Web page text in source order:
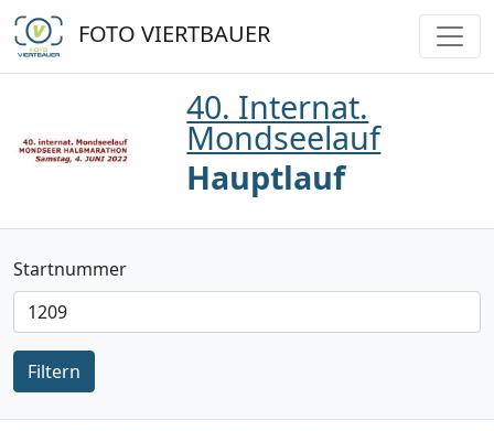
FOTO VIERTBAUER
40. Internat.
Mondseelauf
Hauptlauf
Startnummer
Filtern